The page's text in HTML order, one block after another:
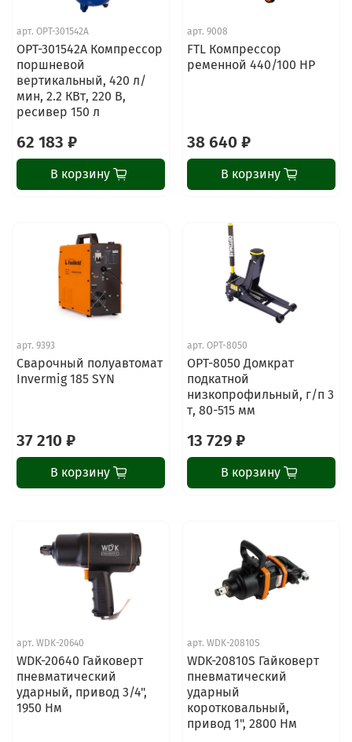
арт. OPT-301542A
OPT-301542A Компрессор
поршневой
вертикальный, 420 л/
мин, 2.2 КВт, 220 В,
ресивер 150 л
62 183 ₽
В корзину
арт. 9008
FTL Компрессор
ременной 440/100 HP
38 640 ₽
В корзину
арт. 9393
Сварочный полуавтомат
Invermig 185 SYN
37 210 ₽
В корзину
арт. OPT-8050
OPT-8050 Домкрат
подкатной
низкопрофильный, г/п 3
т, 80-515 мм
13 729 ₽
В корзину
арт. WDK-20640
WDK-20640 Гайковерт
пневматический
ударный, привод 3/4",
1950 Нм
арт. WDK-20810S
WDK-20810S Гайковерт
пневматический
ударный
коротковальный,
привод 1", 2800 Нм